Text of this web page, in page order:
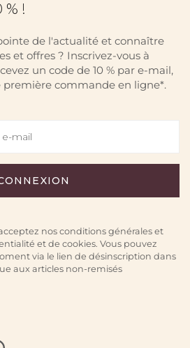
% !
de l'actualité et connaître
et offres ? Inscrivez-vous à
un code de 10 % par e-mail,
première commande en ligne*.
nos conditions générales et
et de cookies. Vous pouvez
via le lien de désinscription dans
aux articles non-remisés